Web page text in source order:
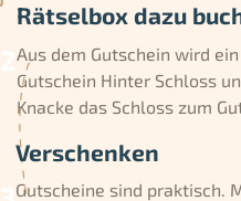
Rätselbox dazu
Aus dem Gutschein wird
Gutschein Hinter Schloss
Knacke das Schloss zum
Verschenken
Gutscheine sind praktisch.